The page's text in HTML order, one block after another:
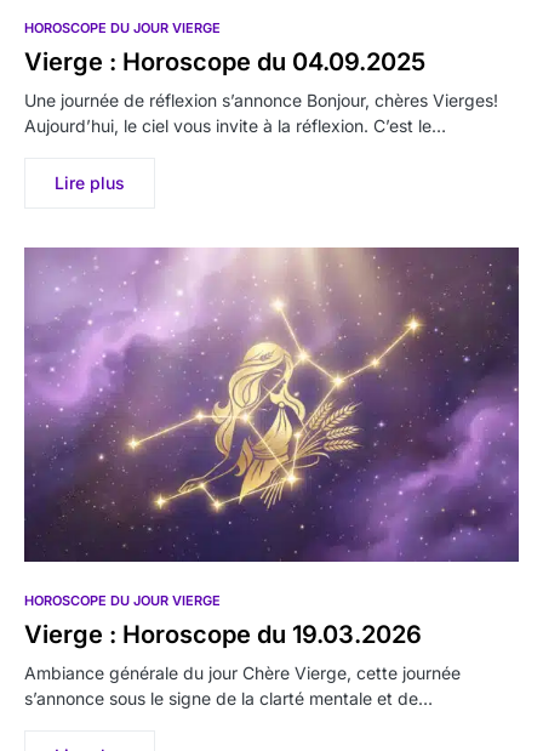
HOROSCOPE DU JOUR VIERGE
Vierge : Horoscope du 04.09.2025
Une journée de réflexion s’annonce Bonjour, chères Vierges!
Aujourd’hui, le ciel vous invite à la réflexion. C’est le…
Lire plus
HOROSCOPE DU JOUR VIERGE
Vierge : Horoscope du 19.03.2026
Ambiance générale du jour Chère Vierge, cette journée
s’annonce sous le signe de la clarté mentale et de…